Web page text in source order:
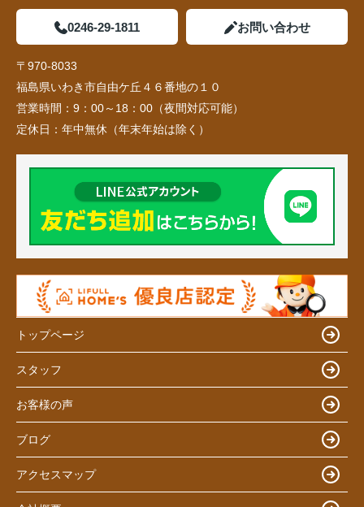
0246-29-1811 お問い合わせ
〒970-8033
福島県いわき市自由ケ丘４６番地の１０
営業時間： 9：00～18：00（夜間対応可能）
定休日： 年中無休（年末年始は除く）
トップページ
スタッフ
お客様の声
ブログ
アクセスマップ